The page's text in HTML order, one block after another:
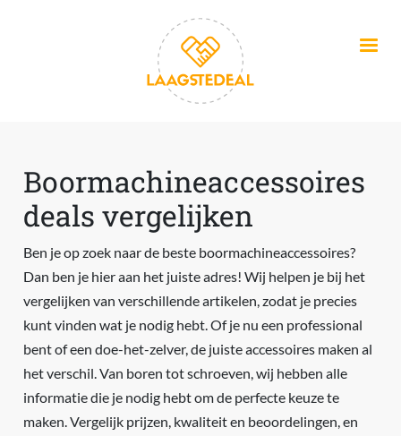
Boormachineaccessoires
deals vergelijken
Ben je op zoek naar de beste boormachineaccessoires?
Dan ben je hier aan het juiste adres! Wij helpen je bij het
vergelijken van verschillende artikelen, zodat je precies
kunt vinden wat je nodig hebt. Of je nu een professional
bent of een doe-het-zelver, de juiste accessoires maken al
het verschil. Van boren tot schroeven, wij hebben alle
informatie die je nodig hebt om de perfecte keuze te
maken. Vergelijk prijzen, kwaliteit en beoordelingen, en